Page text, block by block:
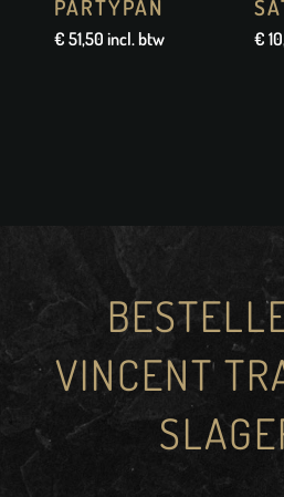
PARTYPAN
€ 51,50 incl. btw €
VINCENT